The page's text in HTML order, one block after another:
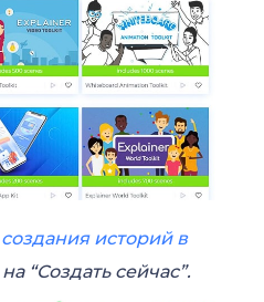
историй в
“Создать сейчас”.